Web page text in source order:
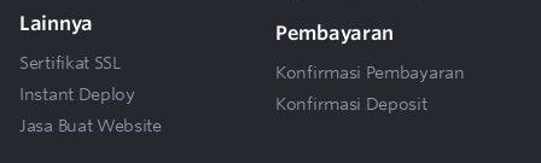
Lainnya
Sertifikat SSL
Instant Deploy
Jasa Buat Website
Pembayaran
Konfirmasi Pembayaran
Konfirmasi Deposit